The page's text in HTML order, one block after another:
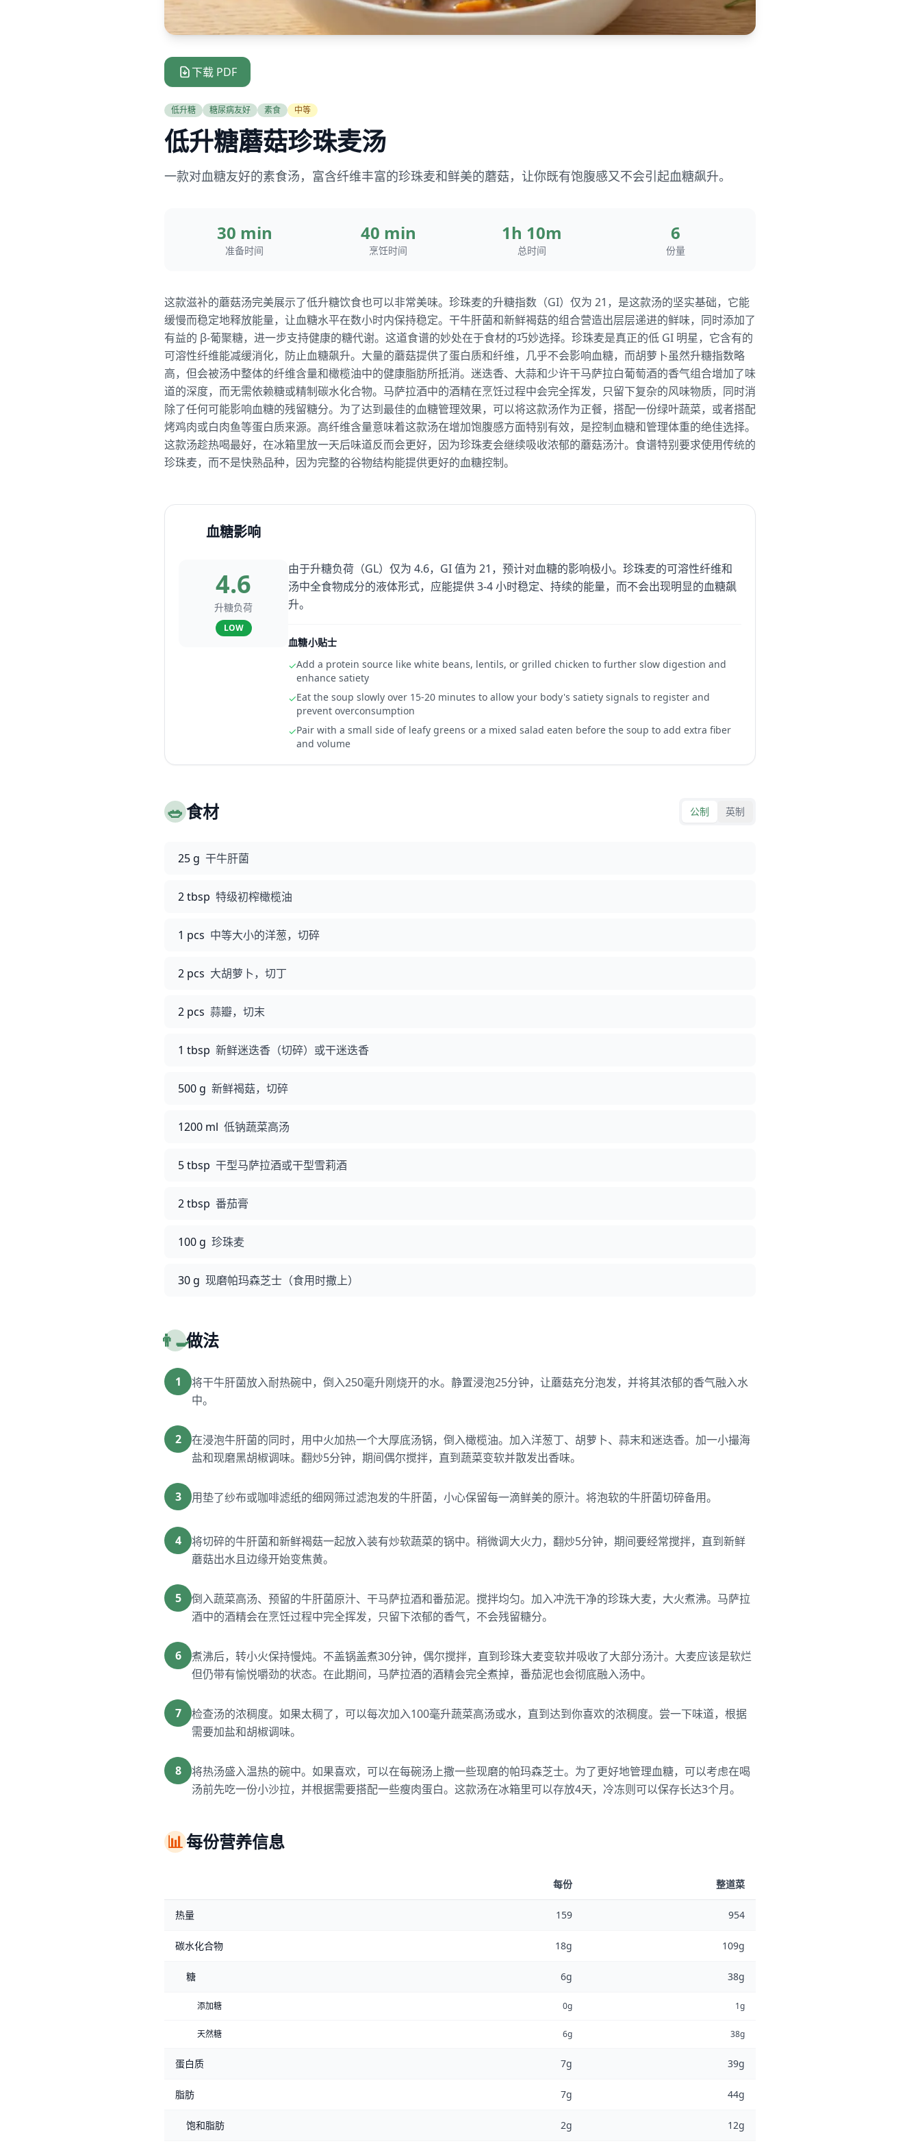
下载 PDF
低升糖 糖尿病友好 素食 中等
低升糖蘑菇珍珠麦汤
一款对血糖友好的素食汤，富含纤维丰富的珍珠麦和鲜美的蘑菇，让你既有饱腹感又不会引起血糖飙升。
30 min
准备时间
40 min
烹饪时间
1h 10m
总时间
6
份量
这款滋补的蘑菇汤完美展示了低升糖饮食也可以非常美味。珍珠麦的升糖指数（GI）仅为 21，是这款汤的坚实基础，它能
缓慢而稳定地释放能量，让血糖水平在数小时内保持稳定。干牛肝菌和新鲜褐菇的组合营造出层层递进的鲜味，同时添加了
有益的 β-葡聚糖，进一步支持健康的糖代谢。这道食谱的妙处在于食材的巧妙选择。珍珠麦是真正的低 GI 明星，它含有的
可溶性纤维能减缓消化，防止血糖飙升。大量的蘑菇提供了蛋白质和纤维，几乎不会影响血糖，而胡萝卜虽然升糖指数略
高，但会被汤中整体的纤维含量和橄榄油中的健康脂肪所抵消。迷迭香、大蒜和少许干马萨拉白葡萄酒的香气组合增加了味
道的深度，而无需依赖糖或精制碳水化合物。马萨拉酒中的酒精在烹饪过程中会完全挥发，只留下复杂的风味物质，同时消
除了任何可能影响血糖的残留糖分。为了达到最佳的血糖管理效果，可以将这款汤作为正餐，搭配一份绿叶蔬菜，或者搭配
烤鸡肉或白肉鱼等蛋白质来源。高纤维含量意味着这款汤在增加饱腹感方面特别有效，是控制血糖和管理体重的绝佳选择。
这款汤趁热喝最好，在冰箱里放一天后味道反而会更好，因为珍珠麦会继续吸收浓郁的蘑菇汤汁。食谱特别要求使用传统的
珍珠麦，而不是快熟品种，因为完整的谷物结构能提供更好的血糖控制。
血糖影响
4.6
升糖负荷
LOW
由于升糖负荷（GL）仅为 4.6，GI 值为 21，预计对血糖的影响极小。珍珠麦的可溶性纤维和
汤中全食物成分的液体形式，应能提供 3-4 小时稳定、持续的能量，而不会出现明显的血糖飙
升。
血糖小贴士
✓Add a protein source like white beans, lentils, or grilled chicken to further slow digestion and
enhance satiety
✓Eat the soup slowly over 15-20 minutes to allow your body's satiety signals to register and
prevent overconsumption
✓Pair with a small side of leafy greens or a mixed salad eaten before the soup to add extra fiber
and volume
🥗食材 公制 英制
25 g 干牛肝菌
2 tbsp 特级初榨橄榄油
1 pcs 中等大小的洋葱，切碎
2 pcs 大胡萝卜，切丁
2 pcs 蒜瓣，切末
1 tbsp 新鲜迷迭香（切碎）或干迷迭香
500 g 新鲜褐菇，切碎
1200 ml 低钠蔬菜高汤
5 tbsp 干型马萨拉酒或干型雪莉酒
2 tbsp 番茄膏
100 g 珍珠麦
30 g 现磨帕玛森芝士（食用时撒上）
👨‍🍳做法
1
将干牛肝菌放入耐热碗中，倒入250毫升刚烧开的水。静置浸泡25分钟，让蘑菇充分泡发，并将其浓郁的香气融入水
中。
2
在浸泡牛肝菌的同时，用中火加热一个大厚底汤锅，倒入橄榄油。加入洋葱丁、胡萝卜、蒜末和迷迭香。加一小撮海
盐和现磨黑胡椒调味。翻炒5分钟，期间偶尔搅拌，直到蔬菜变软并散发出香味。
3 用垫了纱布或咖啡滤纸的细网筛过滤泡发的牛肝菌，小心保留每一滴鲜美的原汁。将泡软的牛肝菌切碎备用。
4
将切碎的牛肝菌和新鲜褐菇一起放入装有炒软蔬菜的锅中。稍微调大火力，翻炒5分钟，期间要经常搅拌，直到新鲜
蘑菇出水且边缘开始变焦黄。
5
倒入蔬菜高汤、预留的牛肝菌原汁、干马萨拉酒和番茄泥。搅拌均匀。加入冲洗干净的珍珠大麦，大火煮沸。马萨拉
酒中的酒精会在烹饪过程中完全挥发，只留下浓郁的香气，不会残留糖分。
6
煮沸后，转小火保持慢炖。不盖锅盖煮30分钟，偶尔搅拌，直到珍珠大麦变软并吸收了大部分汤汁。大麦应该是软烂
但仍带有愉悦嚼劲的状态。在此期间，马萨拉酒的酒精会完全煮掉，番茄泥也会彻底融入汤中。
7
检查汤的浓稠度。如果太稠了，可以每次加入100毫升蔬菜高汤或水，直到达到你喜欢的浓稠度。尝一下味道，根据
需要加盐和胡椒调味。
8
将热汤盛入温热的碗中。如果喜欢，可以在每碗汤上撒一些现磨的帕玛森芝士。为了更好地管理血糖，可以考虑在喝
汤前先吃一份小沙拉，并根据需要搭配一些瘦肉蛋白。这款汤在冰箱里可以存放4天，冷冻则可以保存长达3个月。
📊每份营养信息
每份 整道菜
热量 159 954
碳水化合物 18g 109g
糖 6g 38g
添加糖 0g 1g
天然糖 6g 38g
蛋白质 7g 39g
脂肪 7g 44g
饱和脂肪 2g 12g